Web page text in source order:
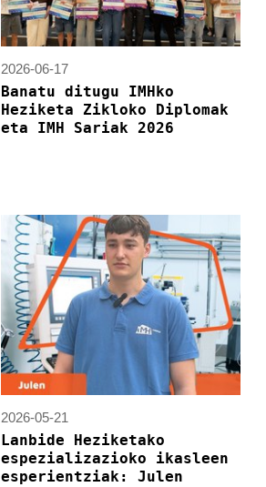
2026-06-17
Banatu ditugu IMHko
Heziketa Zikloko Diplomak
eta IMH Sariak 2026
2026-05-21
Lanbide Heziketako
espezializazioko ikasleen
esperientziak: Julen